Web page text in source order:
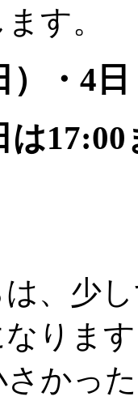
す。
）・4
は
、少
りま
さかっ